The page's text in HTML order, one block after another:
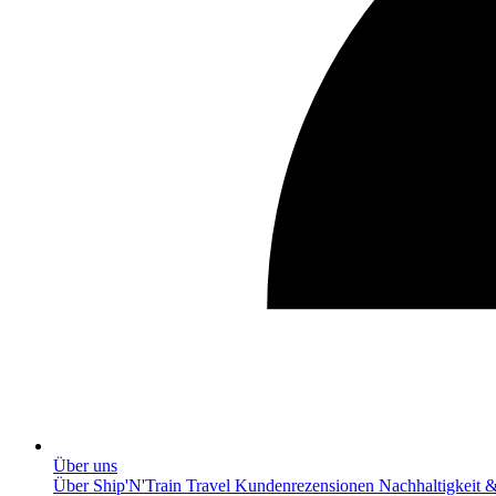
Über uns
Über Ship'N'Train Travel Kundenrezensionen Nachhaltigkeit